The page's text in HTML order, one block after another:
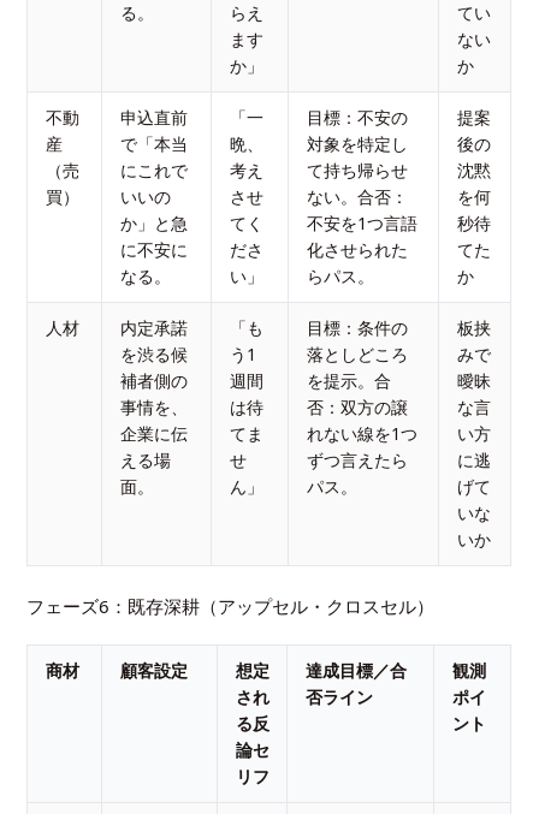
る。
らえ
ます
か」
てい
ない
か
不動
産
（売
買）
申込直前
で「本当
にこれで
いいの
か」と急
に不安に
なる。
「一
晩、
考え
させ
てく
ださ
い」
目標：不安の
対象を特定し
て持ち帰らせ
ない。合否：
不安を1つ言語
化させられた
らパス。
提案
後の
沈黙
を何
秒待
てた
か
人材
内定承諾
を渋る候
補者側の
事情を、
企業に伝
える場
面。
「も
う1
週間
は待
てま
せ
ん」
目標：条件の
落としどころ
を提示。合
否：双方の譲
れない線を1つ
ずつ言えたら
パス。
板挟
みで
曖昧
な言
い方
に逃
げて
いな
いか
フェーズ6：既存深耕（アップセル・クロスセル）
商材 顧客設定
想定
され
る反
論セ
リフ
達成目標／合
否ライン
観測
ポイ
ント